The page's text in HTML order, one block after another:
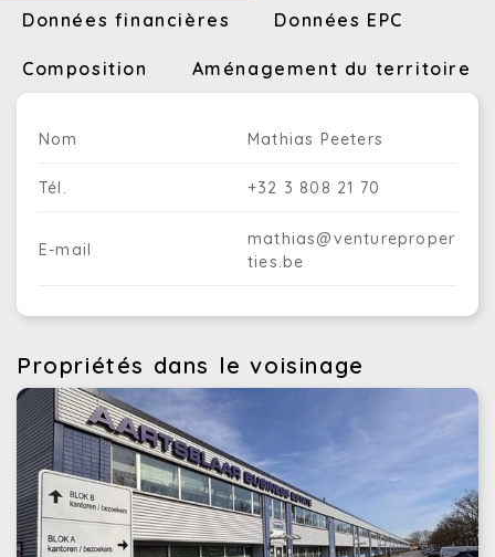
Données financières Données EPC
Composition Aménagement du territoire
Nom Mathias Peeters
Tél. +32 3 808 21 70
E-mail
mathias@ventureproper
ties.be
Propriétés dans le voisinage